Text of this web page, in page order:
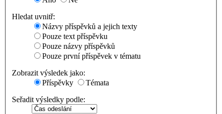
Hledat uvnitř:
Názvy příspěvků a jejich texty
Pouze text příspěvku
Pouze názvy příspěvků
Pouze první příspěvek v tématu
Zobrazit výsledek jako:
Příspěvky
Témata
Seřadit výsledky podle: